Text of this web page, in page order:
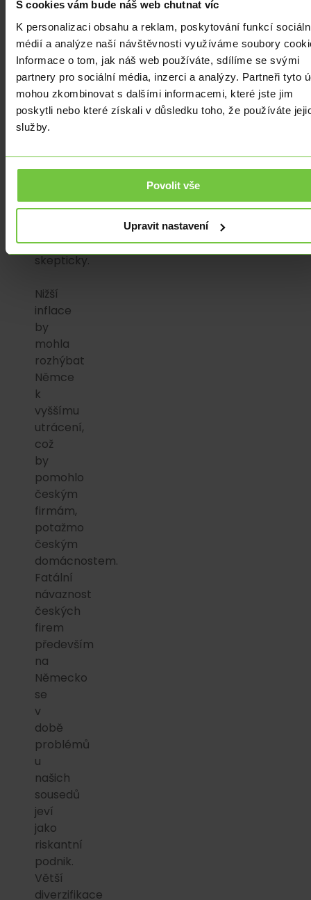
S cookies vám bude náš web chutnat víc
K personalizaci obsahu a reklam, poskytování funkcí
médií a analýze naší návštěvnosti využíváme soubory
Informace o tom, jak náš web používáte, sdílíme se svými
partnery pro sociální média, inzerci a analýzy. Partneři tyto
mohou zkombinovat s dalšími informacemi, které jste jim
poskytli nebo které získali v důsledku toho, že používáte
služby.
Povolit vše
Upravit nastavení
index
Ifo
šel
také
dolů
a
nákupní
manažeři
výrobě
další
spíše
skepticky.
Nižší
inflace
by
mohla
rozhýbat
Němce
k
vyššímu
utrácení,
což
by
pomohlo
českým
firmám,
potažmo
českým
domácnostem.
Fatální
návaznost
českých
firem
především
na
Německo
se
v
době
problémů
u
našich
sousedů
jeví
jako
riskantní
podnik.
Větší
diverzifikace